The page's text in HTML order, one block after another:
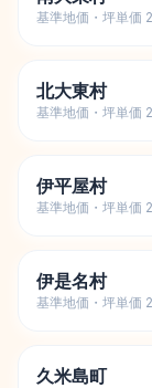
基準地価・坪単価
北大東村
基準地価・坪単価
伊平屋村
基準地価・坪単価
伊是名村
基準地価・坪単価
久米島町